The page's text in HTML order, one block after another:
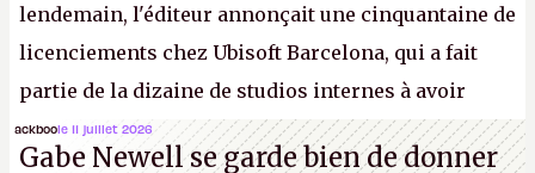
lendemain, l'éditeur annonçait une cinquantaine de
licenciements chez Ubisoft Barcelona, qui a fait
partie de la dizaine de studios internes à avoir
travaillé sur cetAssassin's Creedsous la direction
d'Ubisoft Singapour.A.
ackboole 11 juillet 2026
Gabe Newell se garde bien de donner